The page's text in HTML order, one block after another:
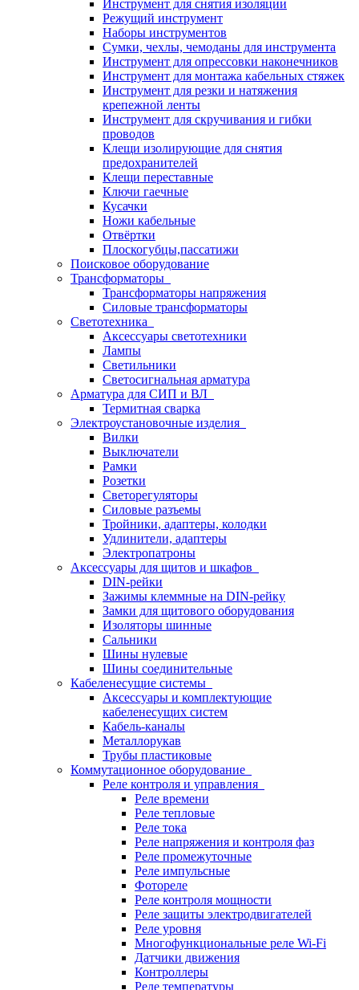
Инструмент для снятия изоляции
Режущий инструмент
Наборы инструментов
Сумки, чехлы, чемоданы для инструмента
Инструмент для опрессовки наконечников
Инструмент для монтажа кабельных стяжек
Инструмент для резки и натяжения
крепежной ленты
Инструмент для скручивания и гибки
проводов
Клещи изолирующие для снятия
предохранителей
Клещи переставные
Ключи гаечные
Кусачки
Ножи кабельные
Отвёртки
Плоскогубцы,пассатижи
Поисковое оборудование
Трансформаторы
Трансформаторы напряжения
Силовые трансформаторы
Светотехника
Аксессуары светотехники
Лампы
Светильники
Светосигнальная арматура
Арматура для СИП и ВЛ
Термитная сварка
Электроустановочные изделия
Вилки
Выключатели
Рамки
Розетки
Светорегуляторы
Силовые разъемы
Тройники, адаптеры, колодки
Удлинители, адаптеры
Электропатроны
Аксессуары для щитов и шкафов
DIN-рейки
Зажимы клеммные на DIN-рейку
Замки для щитового оборудования
Изоляторы шинные
Сальники
Шины нулевые
Шины соединительные
Кабеленесущие системы
Аксессуары и комплектующие
кабеленесущих систем
Кабель-каналы
Металлорукав
Трубы пластиковые
Коммутационное оборудование
Реле контроля и управления
Реле времени
Реле тепловые
Реле тока
Реле напряжения и контроля фаз
Реле промежуточные
Реле импульсные
Фотореле
Реле контроля мощности
Реле защиты электродвигателей
Реле уровня
Многофункциональные реле Wi-Fi
Датчики движения
Контроллеры
Реле температуры